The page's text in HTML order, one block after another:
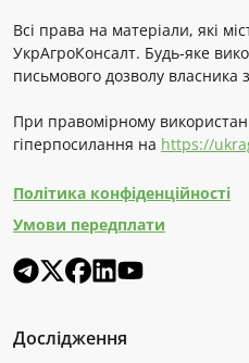
Всі права на матеріали, які
УкрАгроКонсалт. Будь-яке
письмового дозволу власника
При правомірному
гіперпосилання на https://
Політика конфіденційності
Умови передплати
Дослідження